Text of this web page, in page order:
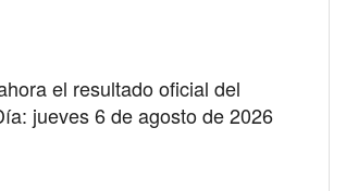
el resultado oficial del
jueves 6 de agosto de 2026